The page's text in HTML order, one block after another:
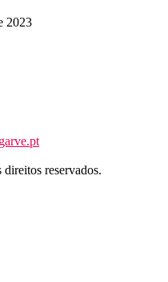
2023
reservados.